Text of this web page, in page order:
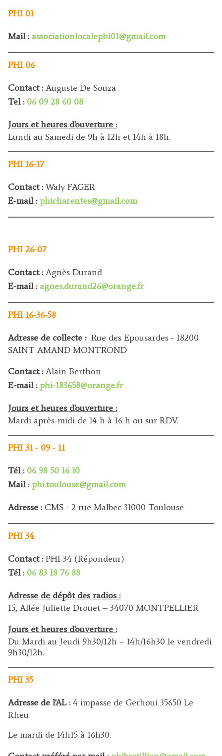
PHI 01
Mail : associationlocalephi01@gmail.com
PHI 06
Contact :Auguste De Souza
Tel : 06 09 28 60 08
Jours et heures d'ouverture :
Lundi au Samedi de 9h à 12h et 14h à 18h.
PHI 16-17
Contact :Waly FAGER
E-mail :phicharentes@gmail.com
PHI 26-07
Contact :Agnès Durand
E-mail : agnes.durand26@orange.fr
PHI 16-36-58
Adresse de collecte : Rue des Epousardes - 18200
SAINT AMAND MONTROND
Contact :Alain Berthon
E-mail : phi-183658@orange.fr
Jours et heures d'ouverture :
Mardi après-midi de 14 h à 16 h ou sur RDV.
PHI 31 - 09 - 11
Tél : 06 98 50 16 10
Mail :phi.toulouse@gmail.com
Adresse :CMS - 2 rue Malbec 31000 Toulouse
PHI 34
Contact :PHI 34 (Répondeur)
Tél : 06 83 18 76 88
Adresse de dépôt des radios :
15, Allée Juliette Drouet – 34070 MONTPELLIER
Jours et heures d'ouverture :
Du Mardi au Jeudi 9h30/12h – 14h/16h30 le vendredi
9h30/12h.
PHI 35
Adresse de l'AL :4 impasse de Gerhoui 35650 Le
Rheu
Le mardi de 14h15 à 16h30.